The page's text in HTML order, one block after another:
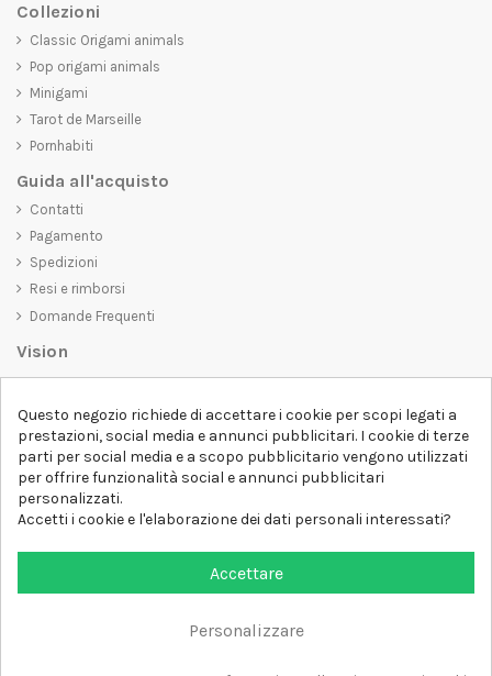
Collezioni
Classic Origami animals
Pop origami animals
Minigami
Tarot de Marseille
Pornhabiti
Guida all'acquisto
Contatti
Pagamento
Spedizioni
Resi e rimborsi
Domande Frequenti
Vision
belli da vedere, ma che trasmettano anche un messaggio importante.
Che siate alla ricerca di una t-shirt unica e di tendenza, di una felpa
comoda e accogliente o di un accessorio esclusivo,D-SHIRTha
qualcosa per tutti.
Follow us
Questo negozio richiede di accettare i cookie per scopi legati a
prestazioni, social media e annunci pubblicitari. I cookie di terze
parti per social media e a scopo pubblicitario vengono utilizzati
per offrire funzionalità social e annunci pubblicitari
personalizzati.
Accetti i cookie e l'elaborazione dei dati personali interessati?
Accettare
Personalizzare